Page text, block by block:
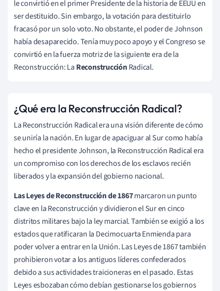
le convirtió en el primer Presidente de la historia de EEUU en
ser destituido. Sin embargo, la votación para destituirlo
fracasó por un solo voto.Noobstante, el poder de Johnson
había desaparecido. Tenía muy poco apoyo y el Congreso se
convirtió en la fuerza motriz de la siguiente era de la
Reconstrucción: La ReconstrucciónRadical.
¿Qué era la Reconstrucción Radical?
La Reconstrucción Radical era una visión diferente de cómo
se uniría la nación. En lugar de apaciguar al Sur como había
hecho el presidente Johnson, la Reconstrucción Radical era
un compromiso con los derechos de los esclavos recién
liberados y la expansión del gobierno nacional.
Las Leyes de Reconstrucción de 1867marcaron un punto
clave en la Reconstrucción y dividieron el Sur en cinco
distritos militares bajo la ley marcial. También se exigió a los
estados que ratificaran la Decimocuarta Enmienda para
poder volver a entrar en la Unión. Las Leyes de 1867 también
prohibieron votar a los antiguos líderes confederados
debido a sus actividades traicioneras en el pasado. Estas
Leyes esbozaban cómo debían gestionarse los gobiernos